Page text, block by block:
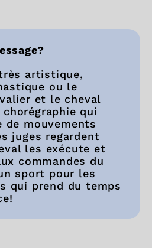
artistique,
ou le
et le cheval
qui
mouvements
juges regardent
les exécute et
commandes du
sport pour les
qui prend du temps